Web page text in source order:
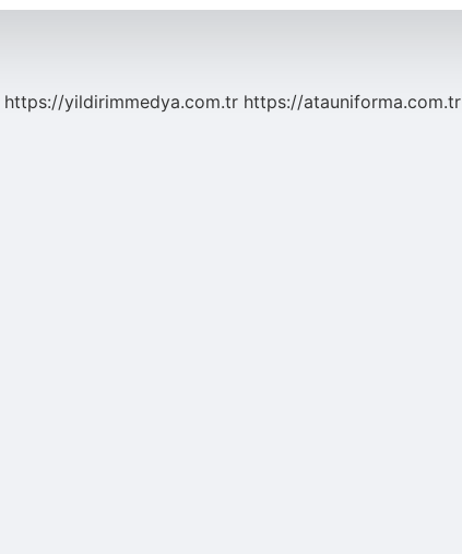
https://yildirimmedya.com.tr https://atauniforma.com.tr